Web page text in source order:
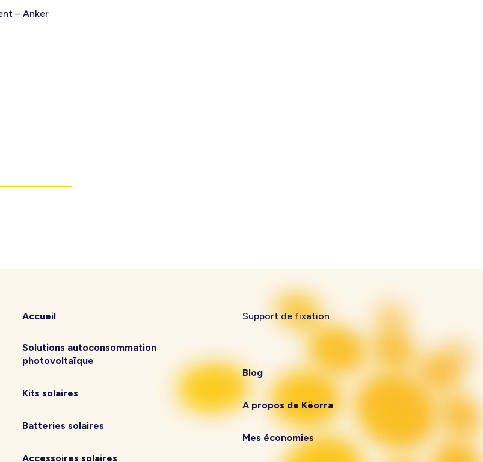
– Anker
Accueil
Solutions autoconsommation
photovoltaïque
Kits solaires
Batteries solaires
Accessoires solaires
Support de fixation
Blog
A propos de Këorra
Mes économies